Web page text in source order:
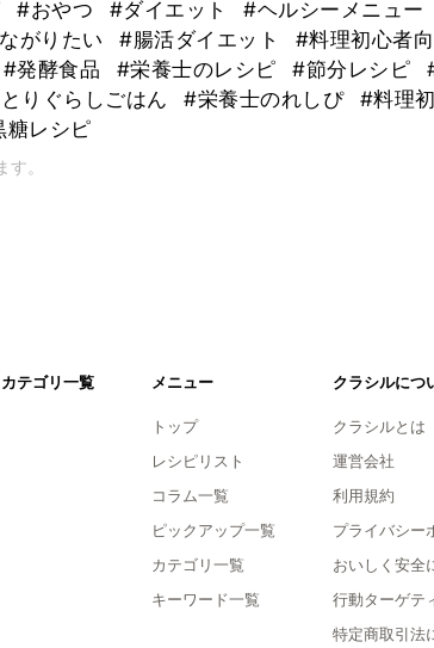
#おやつ #ダイエット #ヘルシーメニュー
がりたい #腸活ダイエット
#料理初心者
#発酵食品 #栄養士のレシピ #節分レシピ
りぐらしごはん #栄養士のれしぴ
#料理
糖レシピ
。
カテゴリ一覧 メニュー
トップ
レシピリスト
コラム一覧
ピックアップ一覧
カテゴリ一覧
キーワード一覧
クラシルにつ
クラシルとは
運営会社
利用規約
プライバシー
おいしく安全
行動ターゲテ
特定商取引法